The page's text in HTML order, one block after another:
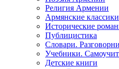
Религия Армении
Армянские классики
Исторические
Публицистика
Словари.
Учебники.
Детские книги